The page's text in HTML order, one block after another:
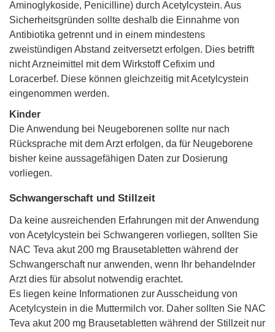
Aminoglykoside, Penicilline) durch Acetylcystein. Aus
Sicherheitsgründen sollte deshalb die Einnahme von
Antibiotika getrennt und in einem mindestens
zweistündigen Abstand zeitversetzt erfolgen. Dies betrifft
nicht Arzneimittel mit dem Wirkstoff Cefixim und
Loracerbef. Diese können gleichzeitig mit Acetylcystein
eingenommen werden.
Kinder
Die Anwendung bei Neugeborenen sollte nur nach
Rücksprache mit dem Arzt erfolgen, da für Neugeborene
bisher keine aussagefähigen Daten zur Dosierung
vorliegen.
Schwangerschaft und Stillzeit
Da keine ausreichenden Erfahrungen mit der Anwendung
von Acetylcystein bei Schwangeren vorliegen, sollten Sie
NAC Teva akut 200 mg Brausetabletten während der
Schwangerschaft nur anwenden, wenn Ihr behandelnder
Arzt dies für absolut notwendig erachtet.
Es liegen keine Informationen zur Ausscheidung von
Acetylcystein in die Muttermilch vor. Daher sollten Sie NAC
Teva akut 200 mg Brausetabletten während der Stillzeit nur